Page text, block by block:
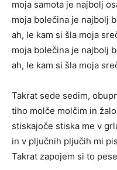
moja samota je najbolj
moja bolečina je najbolj
ah, le kam si šla moja
moja bolečina je najbolj
ah, le kam si šla moja
Takrat sede sedim,
tiho molče molčim in
stiskajoče stiska me v
in v pljučnih pljučih mi
Takrat zapojem si to